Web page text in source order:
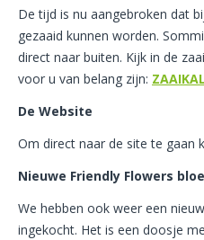
De tijd is nu aangebroken dat
gezaaid kunnen worden.
direct naar buiten. Kijk in de
voor u van belang zijn:
De Website
Om direct naar de site te gaan
Nieuwe Friendly Flowers
We hebben ook weer een
ingekocht. Het is een doosje